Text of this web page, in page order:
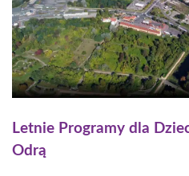
Letnie Programy dla
Odrą